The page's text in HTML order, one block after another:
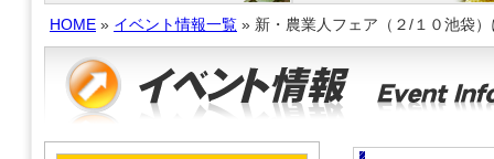
HOME » イベント情報一覧 » 新・農業人フェア（２/１０池袋